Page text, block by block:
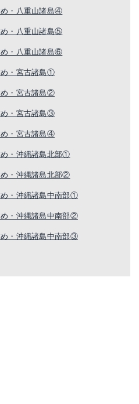
・八重山諸島④
・八重山諸島⑤
・八重山諸島⑥
め・宮古諸島①
め・宮古諸島②
め・宮古諸島③
め・宮古諸島④
・沖縄諸島北部①
・沖縄諸島北部②
・沖縄諸島中南部①
・沖縄諸島中南部②
・沖縄諸島中南部③